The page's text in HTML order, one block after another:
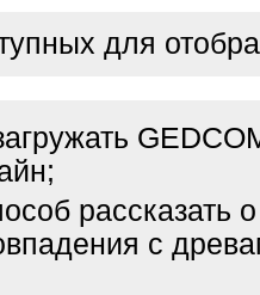
для
рассказать
с